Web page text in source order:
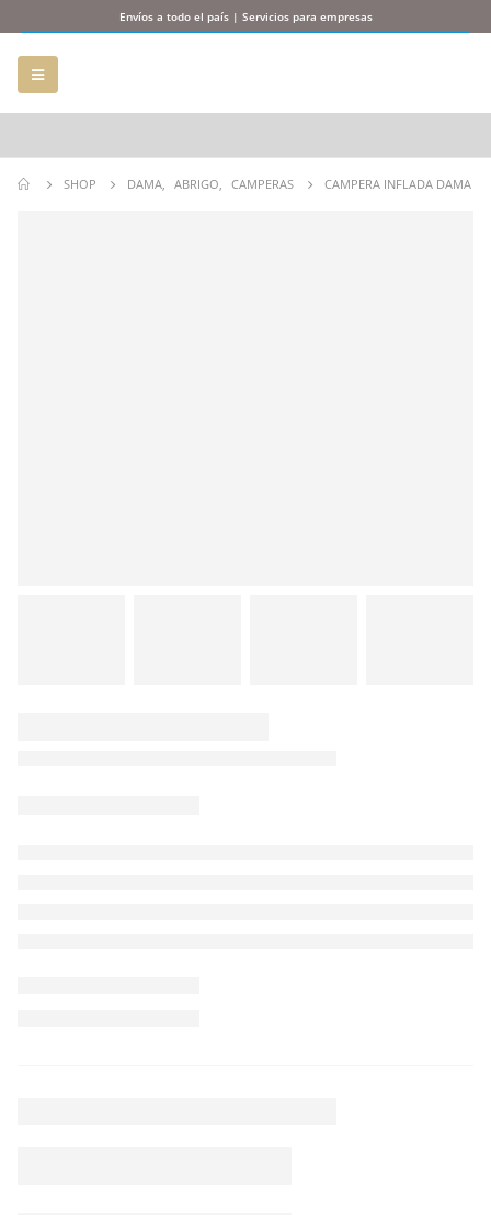
Envíos a todo el país | Servicios para empresas
SHOP DAMA, ABRIGO, CAMPERAS CAMPERA INFLADA DAMA